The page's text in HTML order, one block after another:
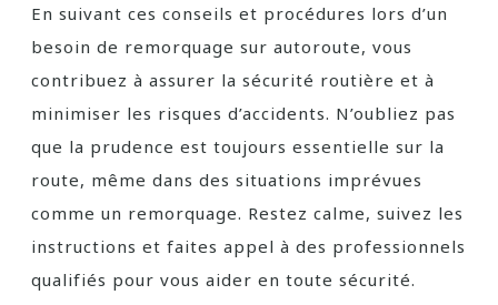
En suivant ces conseils et procédures lors d’un
besoin de remorquage sur autoroute, vous
contribuez à assurer la sécurité routière et à
minimiser les risques d’accidents. N’oubliez pas
que la prudence est toujours essentielle sur la
route, même dans des situations imprévues
comme un remorquage. Restez calme, suivez les
instructions et faites appel à des professionnels
qualifiés pour vous aider en toute sécurité.